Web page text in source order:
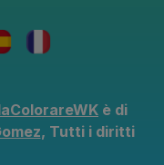
è di
, Tutti i diritti